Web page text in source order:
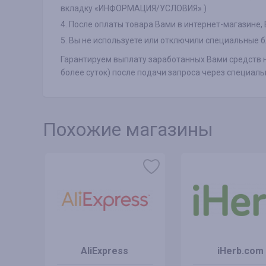
вкладку «ИНФОРМАЦИЯ/УСЛОВИЯ» )
4. После оплаты товара Вами в интернет-
5. Вы не используете или отключили специальные
Гарантируем выплату заработанных Вами
более суток) после подачи запроса через
Похожие магазины
AliExpress iHerb.com